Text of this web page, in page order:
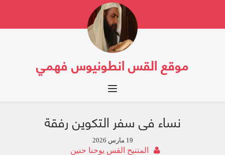
موقع القس انطونيوس فهمي
Toggle navigation
نساء فى سفر التكوين رفقة
19 مارس 2026
المتنيح القس يوحنا حنين